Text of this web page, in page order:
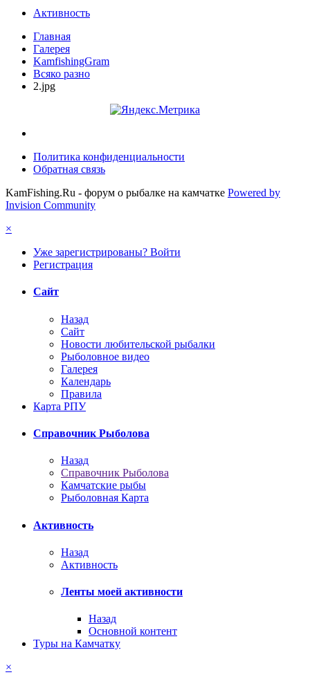
Активность
Главная
Галерея
KamfishingGram
Всяко разно
2.jpg
Политика конфиденциальности
Обратная связь
KamFishing.Ru - форум о рыбалке на камчатке Powered by
Invision Community
×
Уже зарегистрированы? Войти
Регистрация
Сайт
Назад
Сайт
Новости любительской рыбалки
Рыболовное видео
Галерея
Календарь
Правила
Карта РПУ
Справочник Рыболова
Назад
Справочник Рыболова
Камчатские рыбы
Рыболовная Карта
Активность
Назад
Активность
Ленты моей активности
Назад
Основной контент
Туры на Камчатку
×